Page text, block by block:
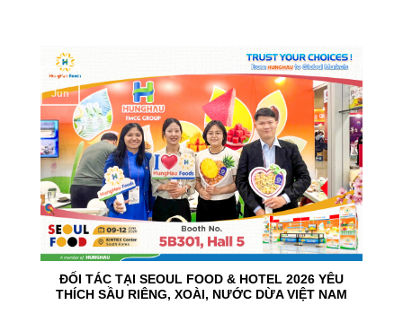
ĐỐI TÁC TẠI SEOUL FOOD & HOTEL 2026 YÊU
THÍCH SẦU RIÊNG, XOÀI, NƯỚC DỪA VIỆT NAM
10
Jun